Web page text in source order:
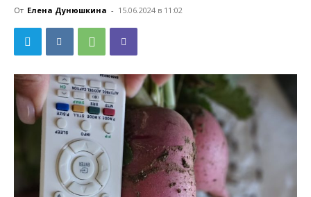
От Елена Дунюшкина - 15.06.2024 в 11:02